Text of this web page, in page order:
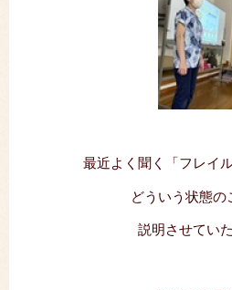
最近よく聞く「フレイ
どういう状態の
説明させてい